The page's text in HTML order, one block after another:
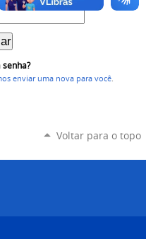
senha?
enviar uma nova para você
Voltar para o topo